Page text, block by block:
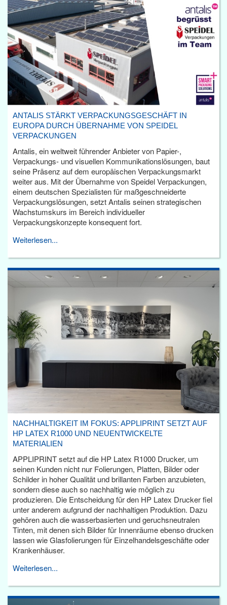
ANTALIS STÄRKT VERPACKUNGSGESCHÄFT IN
EUROPA DURCH ÜBERNAHME VON SPEIDEL
VERPACKUNGEN
Antalis, ein weltweit führender Anbieter von Papier-,
Verpackungs- und visuellen Kommunikationslösungen, baut
seine Präsenz auf dem europäischen Verpackungsmarkt
weiter aus. Mit der Übernahme von Speidel Verpackungen,
einem deutschen Spezialisten für maßgeschneiderte
Verpackungslösungen, setzt Antalis seinen strategischen
Wachstumskurs im Bereich individueller
Verpackungskonzepte konsequent fort.
Weiterlesen...
NACHHALTIGKEIT IM FOKUS: APPLIPRINT SETZT AUF
HP LATEX R1000 UND NEUENTWICKELTE
MATERIALIEN
APPLIPRINT setzt auf die HP Latex R1000 Drucker, um
seinen Kunden nicht nur Folierungen, Platten, Bilder oder
Schilder in hoher Qualität und brillanten Farben anzubieten,
sondern diese auch so nachhaltig wie möglich zu
produzieren. Die Entscheidung für den HP Latex Drucker fiel
unter anderem aufgrund der nachhaltigen Produktion. Dazu
gehören auch die wasserbasierten und geruchsneutralen
Tinten, mit denen sich Bilder für Innenräume ebenso drucken
lassen wie Glasfolierungen für Einzelhandelsgeschäfte oder
Krankenhäuser.
Weiterlesen...